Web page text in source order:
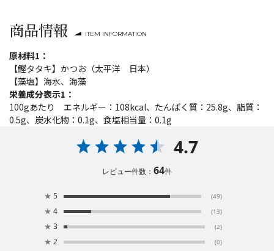
商品情報 ITEM INFORMATION
原材料1：
【鰹タタキ】かつお（太平洋 日本）
【藻塩】海水、海藻
栄養成分表示1：
100gあたり エネルギー：108kcal、たんぱく質：25.8g、脂質：
0.5g、炭水化物：0.1g、食塩相当量：0.1g
4.7
レビュー件数： 64件
★ 5 (49)
★ 4 (13)
★ 3 (2)
★ 2 (0)